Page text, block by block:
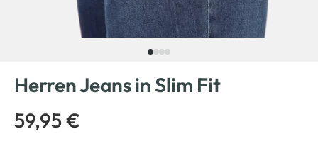
Herren Jeans in Slim Fit
59,95 €